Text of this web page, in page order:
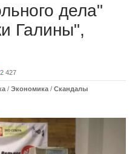
дела"
Галины",
2 427
/ Экономика / Скандалы